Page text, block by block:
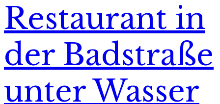
Restaurant in
der Badstraße
unter Wasser